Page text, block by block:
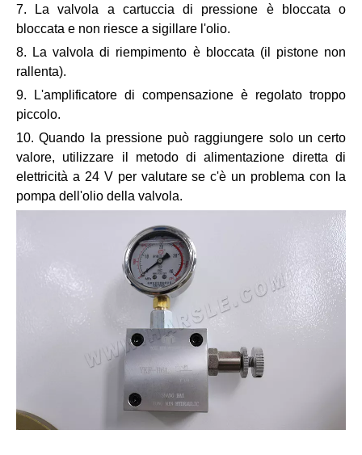
7. La valvola a cartuccia di pressione è bloccata o
bloccata e non riesce a sigillare l'olio.
8. La valvola di riempimento è bloccata (il pistone non
rallenta).
9. L'amplificatore di compensazione è regolato troppo
piccolo.
10. Quando la pressione può raggiungere solo un certo
valore, utilizzare il metodo di alimentazione diretta di
elettricità a 24 V per valutare se c'è un problema con la
pompa dell'olio della valvola.